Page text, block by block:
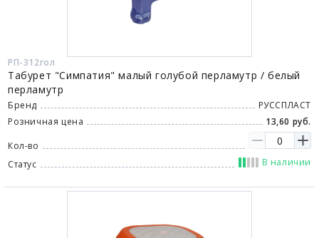
РП-312гол
Табурет "Симпатия" малый голубой перламутр / белый
перламутр
Бренд
РУССПЛАСТ
Розничная цена
13,60 руб.
Кол-во
Статус
В наличии